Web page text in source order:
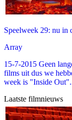
Speelweek 29: nu in
Array
15-7-2015 Geen
films uit dus we
week is "Inside
Laatste filmnieuws